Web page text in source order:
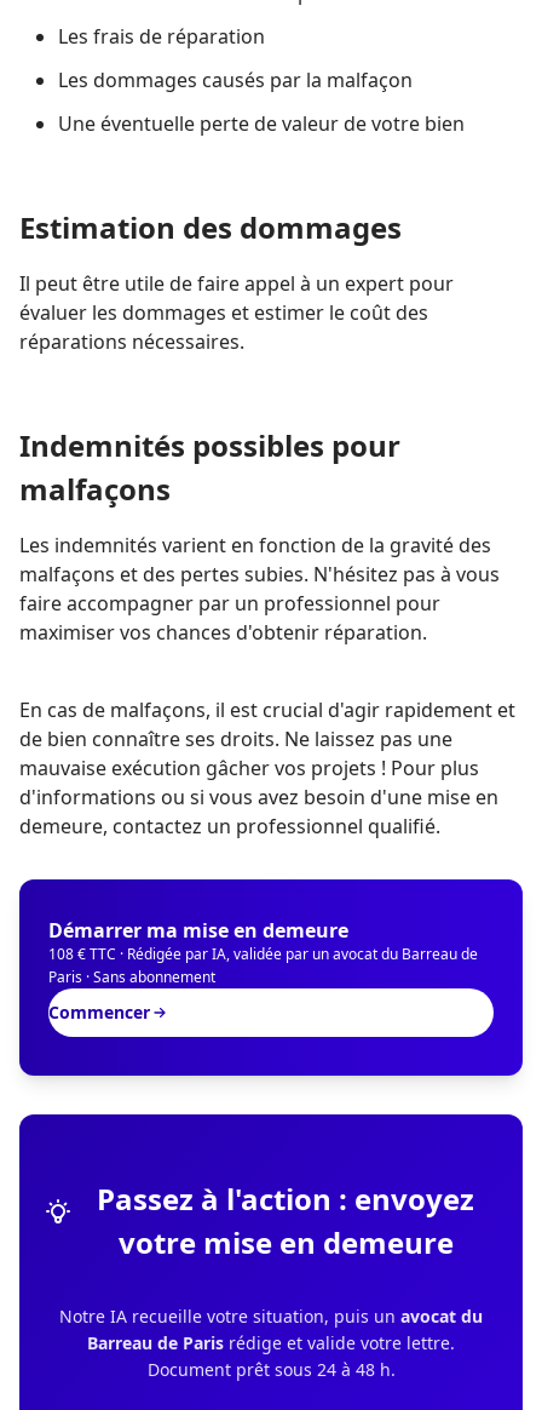
Les frais de réparation
Les dommages causés par la malfaçon
Une éventuelle perte de valeur de votre bien
Estimation des dommages
Il peut être utile de faire appel à un expert pour
évaluer les dommages et estimer le coût des
réparations nécessaires.
Indemnités possibles pour
malfaçons
Les indemnités varient en fonction de la gravité des
malfaçons et des pertes subies. N'hésitez pas à vous
faire accompagner par un professionnel pour
maximiser vos chances d'obtenir réparation.
En cas de malfaçons, il est crucial d'agir rapidement et
de bien connaître ses droits. Ne laissez pas une
mauvaise exécution gâcher vos projets ! Pour plus
d'informations ou si vous avez besoin d'une mise en
demeure, contactez un professionnel qualifié.
Démarrer ma mise en demeure
108 € TTC · Rédigée par IA, validée par un avocat du Barreau de
Paris · Sans abonnement
Commencer
Passez à l'action : envoyez
votre mise en demeure
Notre IA recueille votre situation, puis un avocat du
Barreau de Paris rédige et valide votre lettre.
Document prêt sous 24 à 48 h.